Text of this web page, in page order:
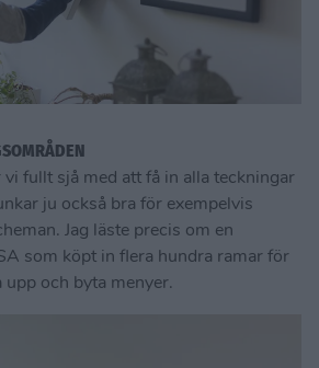
vi fullt sjå med att få in alla teckningar
ju också bra för exempelvis
Jag läste precis om en
som köpt in flera hundra ramar för
upp och byta menyer.